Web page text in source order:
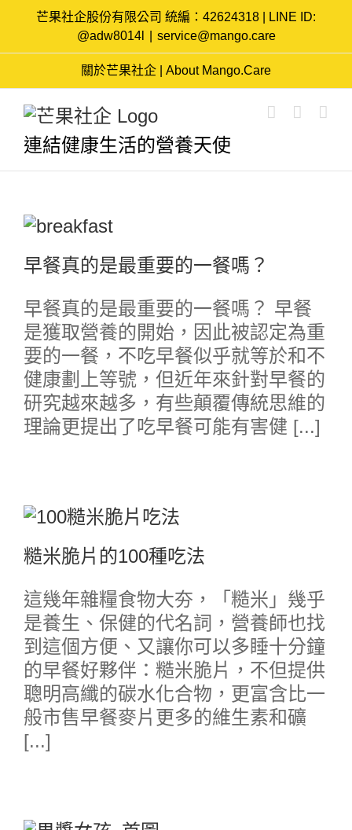
content
芒果社企股份有限公司 統編：42624318 | LINE ID:
@adw8014l
service@mango.care
關於芒果社企 | About Mango.Care
連結健康生活的營養天使
早餐真的是最重要的一餐嗎？
早餐真的是最重要的一餐嗎？ 早餐
是獲取營養的開始，因此被認定為重
要的一餐，不吃早餐似乎就等於和不
健康劃上等號，但近年來針對早餐的
研究越來越多，有些顛覆傳統思維的
理論更提出了吃早餐可能有害健 [...]
糙米脆片的100種吃法
這幾年雜糧食物大夯，「糙米」幾乎
是養生、保健的代名詞，營養師也找
到這個方便、又讓你可以多睡十分鐘
的早餐好夥伴：糙米脆片，不但提供
聰明高纖的碳水化合物，更富含比一
般市售早餐麥片更多的維生素和礦
[...]